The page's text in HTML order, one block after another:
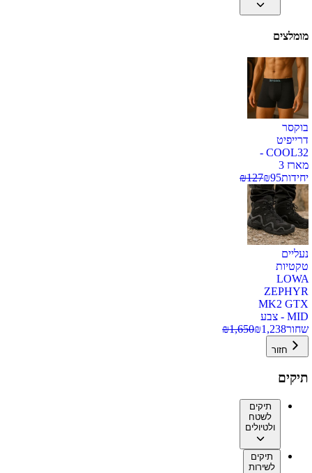
מומלצים
בוקסר
דרייפיט
COOL32 -
מארז 3
יחידות
₪95
₪127
נעליים
טקטיות
LOWA
ZEPHYR
MK2 GTX
MID - צבע
שחור
₪1,238
₪1,650
חזור
תיקים
תיקים
לשטח
ולטיולים
תיקים
לשירות